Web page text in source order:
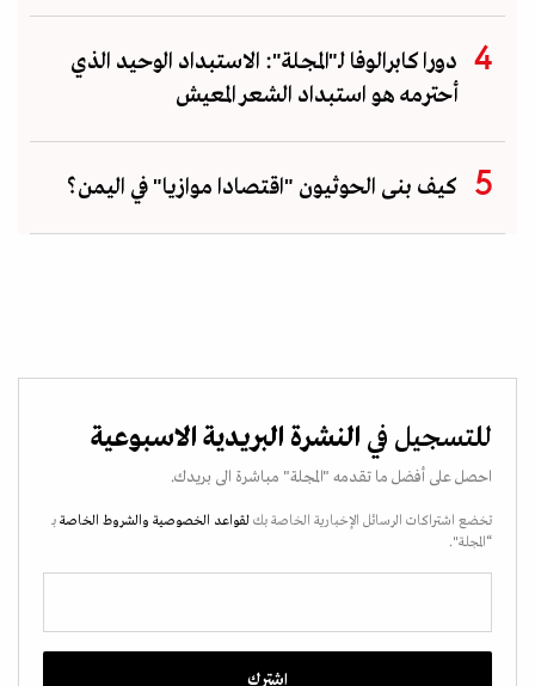
دورا كابرالوفا لـ"المجلة": الاستبداد الوحيد الذي
أحترمه هو استبداد الشعر المعيش
كيف بنى الحوثيون "اقتصادا موازيا" في اليمن؟
للتسجيل في النشرة البريدية الاسبوعية
احصل على أفضل ما تقدمه "المجلة" مباشرة الى بريدك.
تخضع اشتراكات الرسائل الإخبارية الخاصة بك لقواعد الخصوصية والشروط الخاصة بـ
“المجلة".